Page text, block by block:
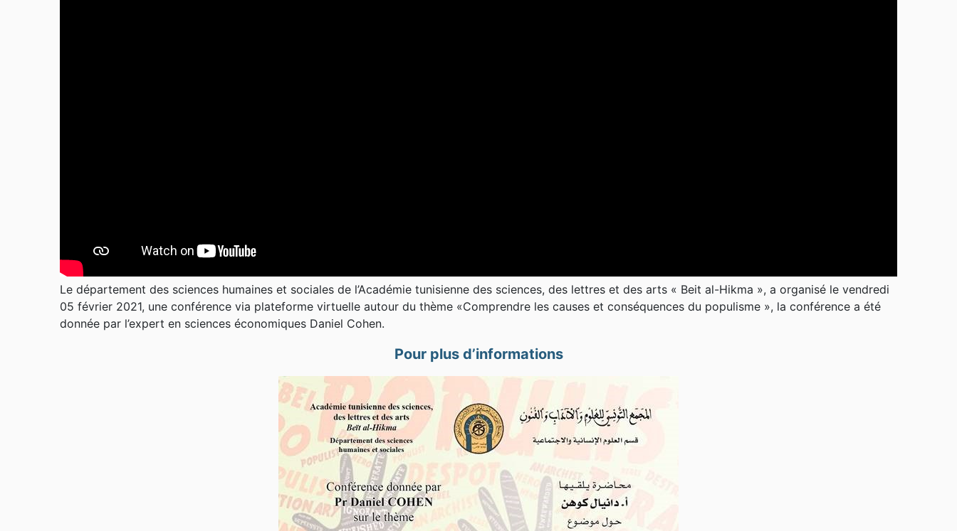
Le département des sciences humaines et sociales de l’Académie tunisienne des sciences, des lettres et des arts « Beit al-Hikma », a organisé le vendredi
05 février 2021, une conférence via plateforme virtuelle autour du thème «Comprendre les causes et conséquences du populisme », la conférence a été
donnée par l’expert en sciences économiques Daniel Cohen.
Pour plus d’informations